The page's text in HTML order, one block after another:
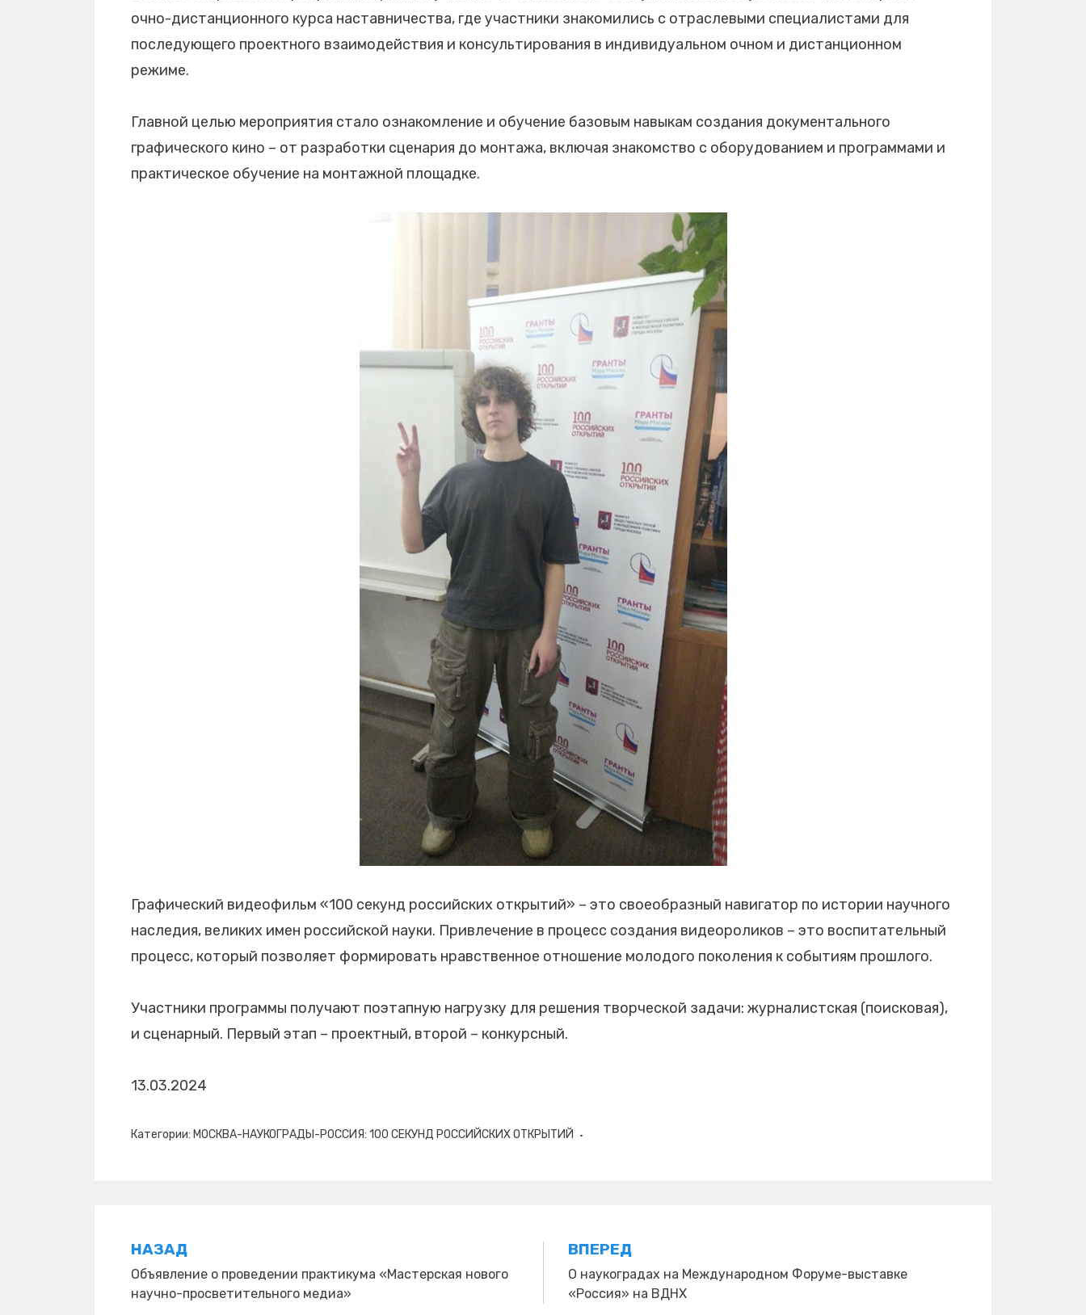
очно-дистанционного курса наставничества, где участники знакомились с отраслевыми специалистами для
последующего проектного взаимодействия и консультирования в индивидуальном очном и дистанционном
режиме.
Главной целью мероприятия стало ознакомление и обучение базовым навыкам создания документального
графического кино – от разработки сценария до монтажа, включая знакомство с оборудованием и программами и
практическое обучение на монтажной площадке.
Графический видеофильм «100 секунд российских открытий» – это своеобразный навигатор по истории научного
наследия, великих имен российской науки. Привлечение в процесс создания видеороликов – это воспитательный
процесс, который позволяет формировать нравственное отношение молодого поколения к событиям прошлого.
Участники программы получают поэтапную нагрузку для решения творческой задачи: журналистская (поисковая),
и сценарный. Первый этап – проектный, второй – конкурсный.
13.03.2024
Категории: МОСКВА-НАУКОГРАДЫ-РОССИЯ: 100 СЕКУНД РОССИЙСКИХ ОТКРЫТИЙ
Навигация
по
записям
НАЗАД
Объявление о проведении практикума «Мастерская нового
научно-просветительного медиа»
ВПЕРЕД
О наукоградах на Международном Форуме-выставке
«Россия» на ВДНХ